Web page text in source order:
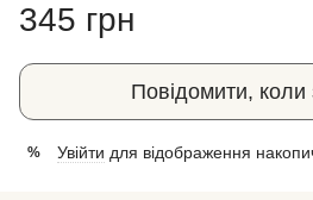
345 грн
Повідомити, коли
% Увійти для відображення